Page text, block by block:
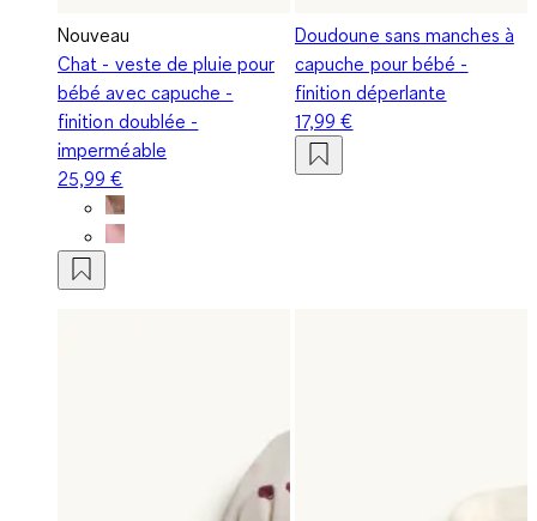
Nouveau
Chat - veste de pluie pour
bébé avec capuche -
finition doublée -
imperméable
25,99 €
Doudoune sans manches à
capuche pour bébé -
finition déperlante
17,99 €